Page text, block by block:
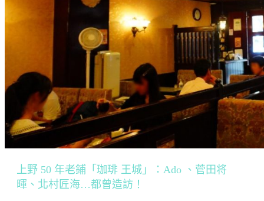
上野 50 年老鋪「珈琲 王城」：Ado 、菅田将
暉、北村匠海…都曾造訪！